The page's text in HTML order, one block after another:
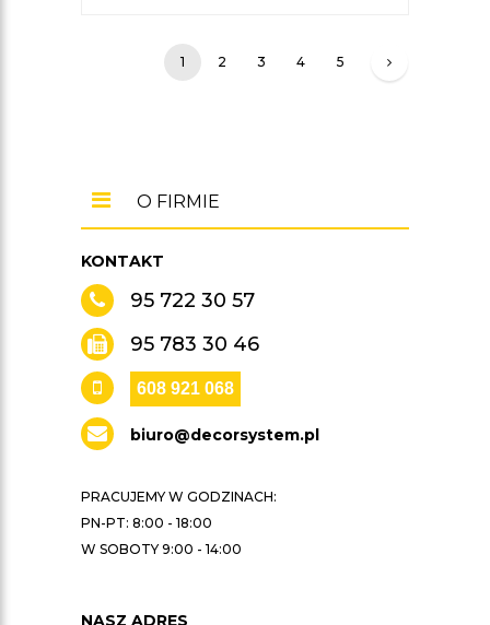
1 2 3 4 5
KONTAKT
95 722 30 57
95 783 30 46
608 921 068
biuro@decorsystem.pl
PRACUJEMY W GODZINACH:
PN-PT: 8:00 - 18:00
W SOBOTY 9:00 - 14:00
NASZ ADRES
O FIRMIE